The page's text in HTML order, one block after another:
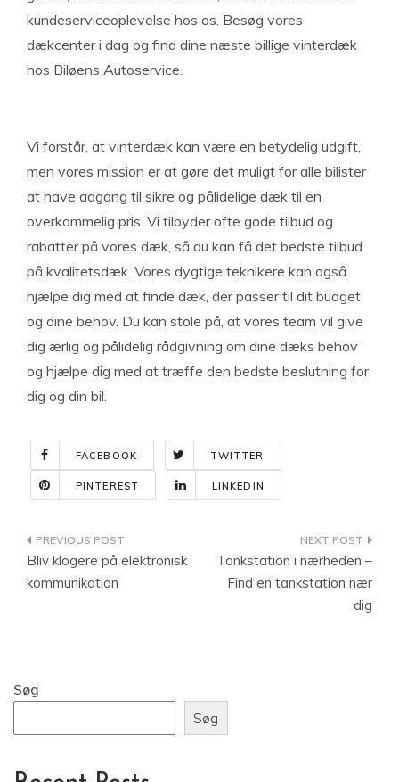
kundeserviceoplevelse hos os. Besøg vores
dækcenter i dag og find dine næste billige vinterdæk
hos Biløens Autoservice.
Vi forstår, at vinterdæk kan være en betydelig udgift,
men vores mission er at gøre det muligt for alle bilister
at have adgang til sikre og pålidelige dæk til en
overkommelig pris. Vi tilbyder ofte gode tilbud og
rabatter på vores dæk, så du kan få det bedste tilbud
på kvalitetsdæk. Vores dygtige teknikere kan også
hjælpe dig med at finde dæk, der passer til dit budget
og dine behov. Du kan stole på, at vores team vil give
dig ærlig og pålidelig rådgivning om dine dæks behov
og hjælpe dig med at træffe den bedste beslutning for
dig og din bil.
FACEBOOK TWITTER
PINTEREST LINKEDIN
Indlægsnavigation
Bliv klogere på elektronisk
kommunikation
Tankstation i nærheden –
Find en tankstation nær
dig
Søg
Søg